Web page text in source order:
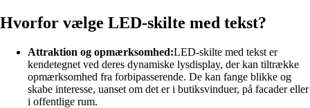
Hvorfor vælge LED-skilte med tekst?
Attraktion og opmærksomhed:LED-skilte med tekst er
kendetegnet ved deres dynamiske lysdisplay, der kan tiltrække
opmærksomhed fra forbipasserende. De kan fange blikke og
skabe interesse, uanset om det er i butiksvinduer, på facader eller
i offentlige rum.